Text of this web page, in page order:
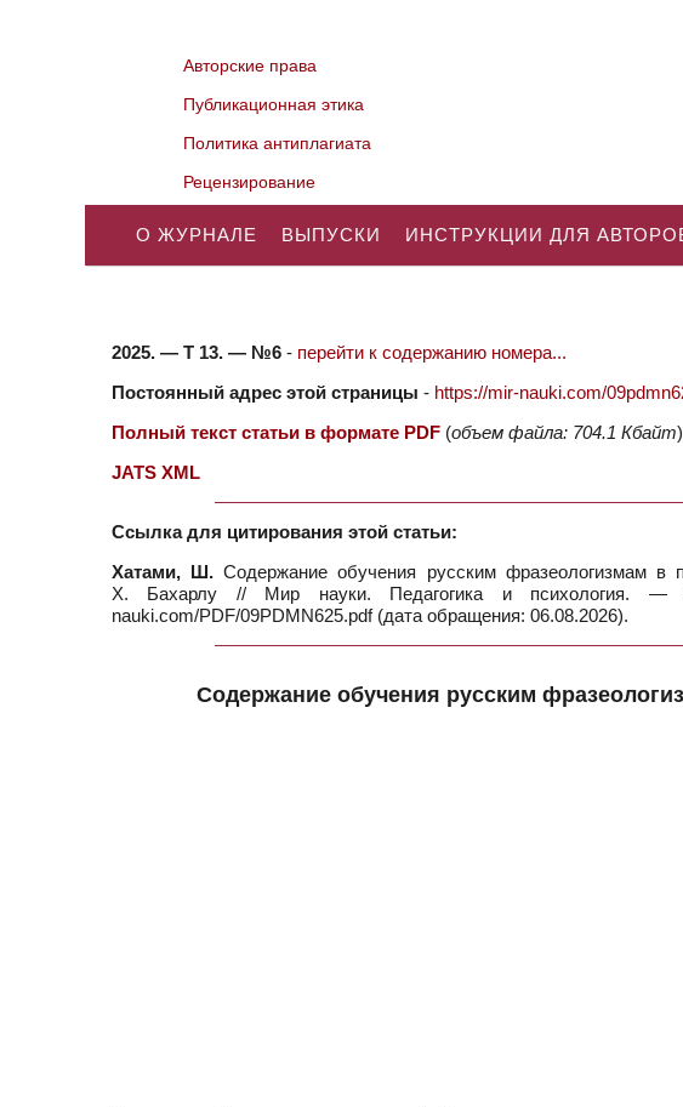
Авторские права
Публикационная этика
Политика антиплагиата
Рецензирование
О ЖУРНАЛЕ ВЫПУСКИ ИНСТРУКЦИИ ДЛЯ
2025. — Т 13. — №6 - перейти к содержанию номера...
Постоянный адрес этой страницы - https://mir-nauki.com/
Полный текст статьи в формате PDF (объем файла: 704.1 Кбайт)
JATS XML
Ссылка для цитирования этой статьи:
Хатами, Ш. Содержание обучения русским фразеологизмам
Х. Бахарлу // Мир науки. Педагогика и
nauki.com/PDF/09PDMN625.pdf (дата обращения: 06.08.2026).
Содержание обучения русским